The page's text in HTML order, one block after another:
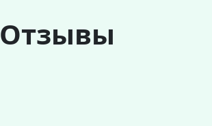
Отзывы